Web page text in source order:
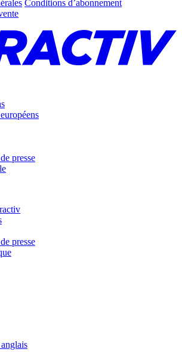
Conditions d’abonnement
presse
presse